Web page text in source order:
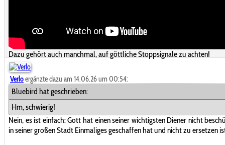
Dazu gehört auch manchmal, auf göttliche Stoppsignale zu achten!
Verloergänzte dazu am 14.06.26 um 00:54:
Bluebird hat geschrieben:
Hm, schwierig!
Nein, es ist einfach: Gott hat einen seiner wichtigsten Diener nicht
in seiner großen Stadt Einmaliges geschaffen hat und nicht zu ersetzen